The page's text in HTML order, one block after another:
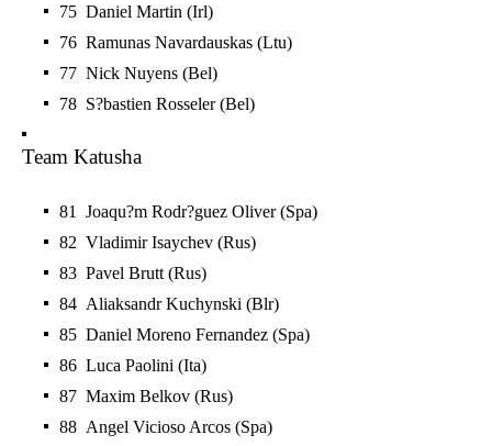
75 Daniel Martin (Irl)
76 Ramunas Navardauskas (Ltu)
77 Nick Nuyens (Bel)
78 S?bastien Rosseler (Bel)
Team Katusha
81 Joaqu?m Rodr?guez Oliver (Spa)
82 Vladimir Isaychev (Rus)
83 Pavel Brutt (Rus)
84 Aliaksandr Kuchynski (Blr)
85 Daniel Moreno Fernandez (Spa)
86 Luca Paolini (Ita)
87 Maxim Belkov (Rus)
88 Angel Vicioso Arcos (Spa)